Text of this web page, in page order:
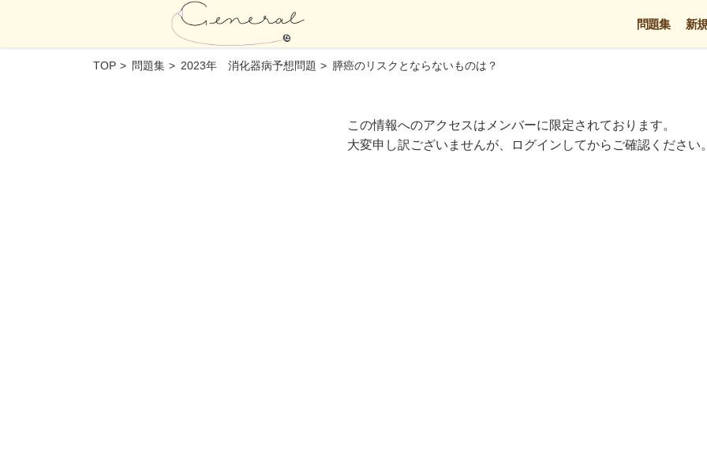
問題集 新
TOP 問題集 2023年 消化器病予想問題 膵癌のリスクとならないものは？
この情報へのアクセスはメンバーに限定されております。
大変申し訳ございませんが、ログインしてからご確認ください。